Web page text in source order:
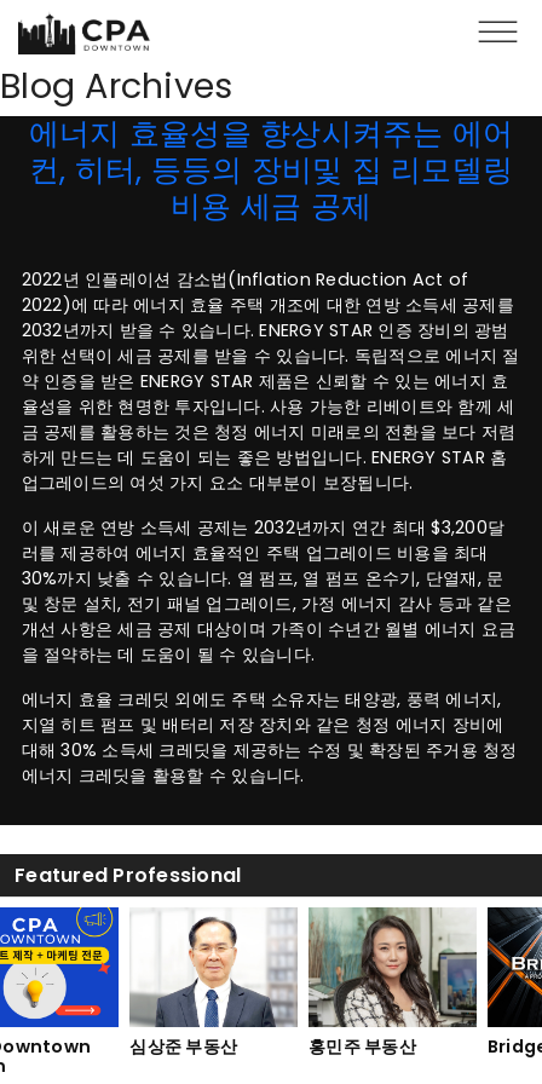
Skip to main content
Blog Archives
에너지 효율성을 향상시켜주는 에어
컨, 히터, 등등의 장비및 집 리모델링
비용 세금 공제
2022년 인플레이션 감소법(Inflation Reduction Act of
2022)에 따라 에너지 효율 주택 개조에 대한 연방 소득세 공제를
2032년까지 받을 수 있습니다. ENERGY STAR 인증 장비의 광범
위한 선택이 세금 공제를 받을 수 있습니다. 독립적으로 에너지 절
약 인증을 받은 ENERGY STAR 제품은 신뢰할 수 있는 에너지 효
율성을 위한 현명한 투자입니다. 사용 가능한 리베이트와 함께 세
금 공제를 활용하는 것은 청정 에너지 미래로의 전환을 보다 저렴
하게 만드는 데 도움이 되는 좋은 방법입니다. ENERGY STAR 홈
업그레이드의 여섯 가지 요소 대부분이 보장됩니다.
이 새로운 연방 소득세 공제는 2032년까지 연간 최대 $3,200달
러를 제공하여 에너지 효율적인 주택 업그레이드 비용을 최대
30%까지 낮출 수 있습니다. 열 펌프, 열 펌프 온수기, 단열재, 문
및 창문 설치, 전기 패널 업그레이드, 가정 에너지 감사 등과 같은
개선 사항은 세금 공제 대상이며 가족이 수년간 월별 에너지 요금
을 절약하는 데 도움이 될 수 있습니다.
에너지 효율 크레딧 외에도 주택 소유자는 태양광, 풍력 에너지,
지열 히트 펌프 및 배터리 저장 장치와 같은 청정 에너지 장비에
대해 30% 소득세 크레딧을 제공하는 수정 및 확장된 주거용 청정
에너지 크레딧을 활용할 수 있습니다.
Featured Professional
심상준 부동산 홍민주 부동산